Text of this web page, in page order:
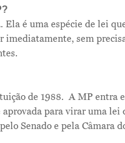
é uma espécie de lei
sem
de 1988. A MP entra
para virar uma lei
Senado e pela Câmara